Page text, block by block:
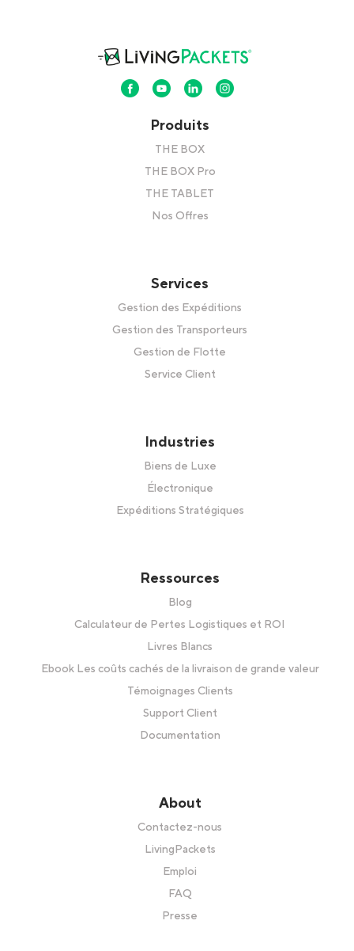
Produits
THE BOX
THE BOX Pro
THE TABLET
Nos Offres
Services
Gestion des Expéditions
Gestion des Transporteurs
Gestion de Flotte
Service Client
Industries
Biens de Luxe
Électronique
Expéditions Stratégiques
Ressources
Blog
Calculateur de Pertes Logistiques et ROI
Livres Blancs
Ebook Les coûts cachés de la livraison de grande valeur
Témoignages Clients
Support Client
Documentation
About
Contactez-nous
LivingPackets
Emploi
FAQ
Presse